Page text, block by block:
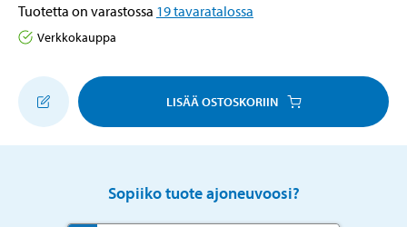
Tuotetta on varastossa 19tavaratalossa
Verkkokauppa
LISÄÄ OSTOSKORIIN
Sopiiko tuote ajoneuvoosi?